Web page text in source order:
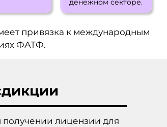
денежном секторе.
привязка к международным
ФАТФ.
лицензии для